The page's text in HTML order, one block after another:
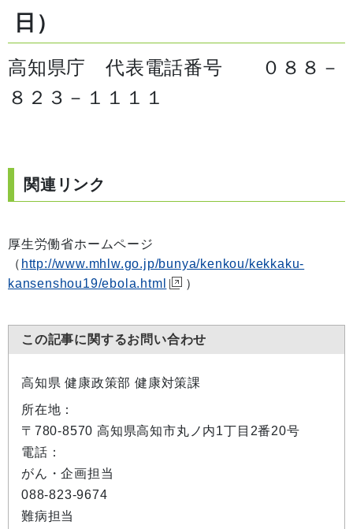
日）
高知県庁 代表電話番号 ０８８－
８２３－１１１１
関連リンク
厚生労働省ホームページ
（ http://www.mhlw.go.jp/bunya/kenkou/kekkaku-
kansenshou19/ebola.html
）
この記事に関するお問い合わせ
高知県 健康政策部 健康対策課
所在地：
〒780-8570 高知県高知市丸ノ内1丁目2番20号
電話：
がん・企画担当
088-823-9674
難病担当